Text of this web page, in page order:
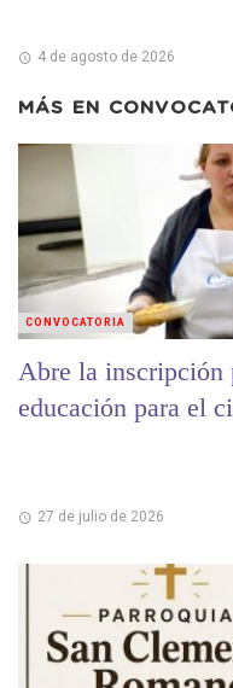
4 de agosto de 2026
MÁS EN
Abre la inscripción
educación para el
27 de julio de 2026
CONVOCATORIA